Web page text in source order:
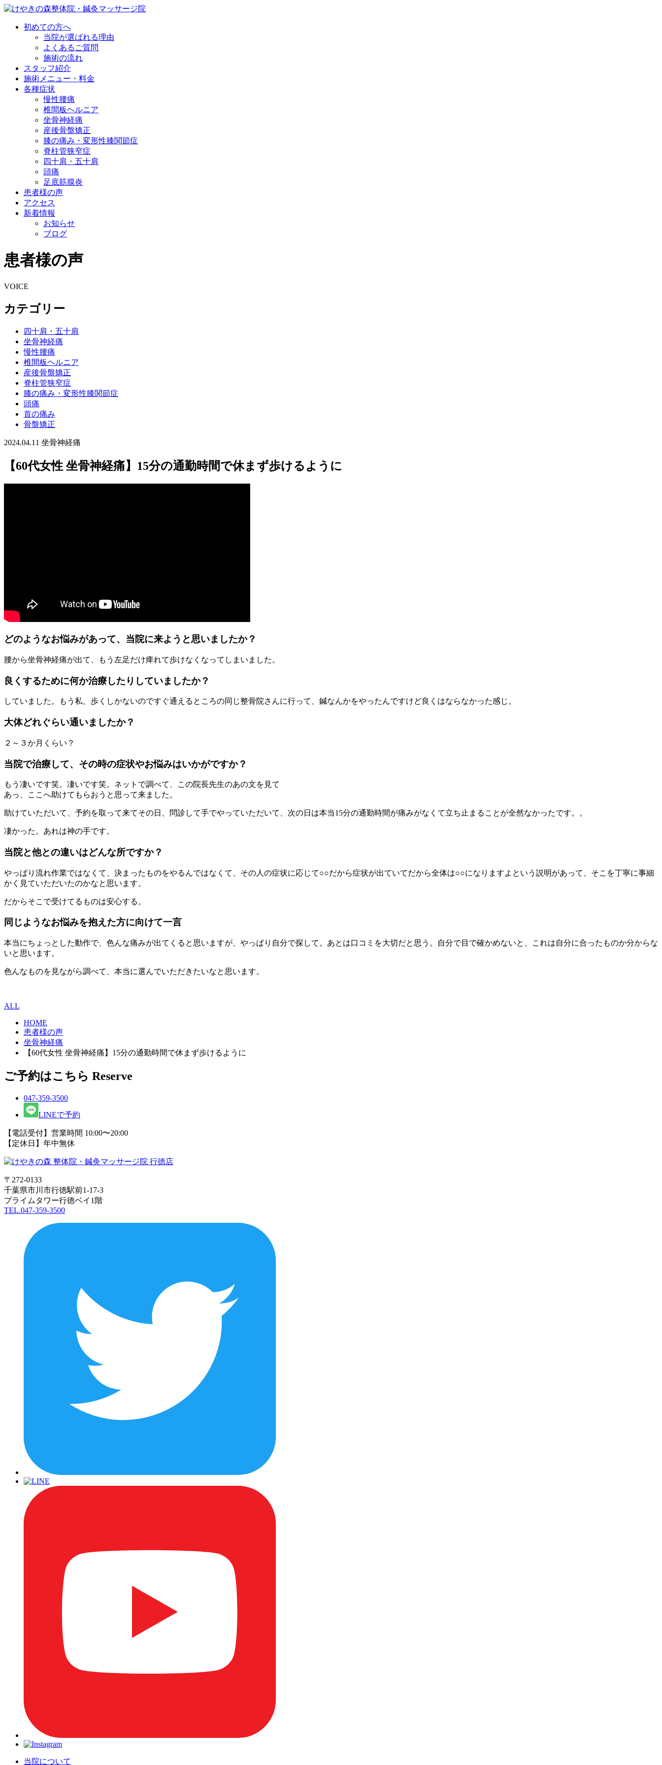
初めての方へ
当院が選ばれる理由
よくあるご質問
施術の流れ
スタッフ紹介
施術メニュー・料金
各種症状
慢性腰痛
椎間板ヘルニア
坐骨神経痛
産後骨盤矯正
膝の痛み・変形性膝関節症
脊柱管狭窄症
四十肩・五十肩
頭痛
足底筋膜炎
患者様の声
アクセス
新着情報
お知らせ
ブログ
患者様の声
VOICE
カテゴリー
四十肩・五十肩
坐骨神経痛
慢性腰痛
椎間板ヘルニア
産後骨盤矯正
脊柱管狭窄症
膝の痛み・変形性膝関節症
頭痛
首の痛み
骨盤矯正
2024.04.11 坐骨神経痛
【60代女性 坐骨神経痛】15分の通勤時間で休まず歩けるように
どのようなお悩みがあって、当院に来ようと思いましたか？
腰から坐骨神経痛が出て、もう左足だけ痺れて歩けなくなってしまいました。
良くするために何か治療したりしていましたか？
していました。もう私、歩くしかないのですぐ通えるところの同じ整骨院さんに行って、鍼なんかをやったんですけど良くはならなかった感じ。
大体どれぐらい通いましたか？
２～３か月くらい？
当院で治療して、その時の症状やお悩みはいかがですか？
もう凄いです笑。凄いです笑。ネットで調べて、この院長先生のあの文を見て
あっ、ここへ助けてもらおうと思って来ました。
助けていただいて、予約を取って来てその日、問診して手でやっていただいて、次の日は本当15分の通勤時間が痛みがなくて立ち止まることが全然なかったです。。
凄かった。あれは神の手です。
当院と他との違いはどんな所ですか？
やっぱり流れ作業ではなくて、決まったものをやるんではなくて、その人の症状に応じて○○だから症状が出ていてだから全体は○○になりますよという説明があって、そこを丁寧に事細
かく見ていただいたのかなと思います。
だからそこで受けてるものは安心する。
同じようなお悩みを抱えた方に向けて一言
本当にちょっとした動作で、色んな痛みが出てくると思いますが、やっぱり自分で探して。あとは口コミを大切だと思う。自分で目で確かめないと、これは自分に合ったものか分からな
いと思います。
色んなものを見ながら調べて、本当に選んでいただきたいなと思います。
ALL
HOME
患者様の声
坐骨神経痛
【60代女性 坐骨神経痛】15分の通勤時間で休まず歩けるように
ご予約はこちら Reserve
047-359-3500
LINEで予約
【電話受付】営業時間 10:00〜20:00
【定休日】年中無休
〒272-0133
千葉県市川市行徳駅前1-17-3
プライムタワー行徳ベイ1階
TEL.047-359-3500
当院について